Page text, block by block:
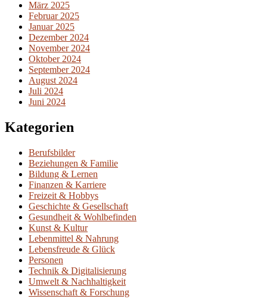
März 2025
Februar 2025
Januar 2025
Dezember 2024
November 2024
Oktober 2024
September 2024
August 2024
Juli 2024
Juni 2024
Kategorien
Berufsbilder
Beziehungen & Familie
Bildung & Lernen
Finanzen & Karriere
Freizeit & Hobbys
Geschichte & Gesellschaft
Gesundheit & Wohlbefinden
Kunst & Kultur
Lebenmittel & Nahrung
Lebensfreude & Glück
Personen
Technik & Digitalisierung
Umwelt & Nachhaltigkeit
Wissenschaft & Forschung